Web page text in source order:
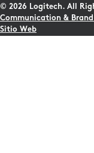
© 2026 Logitech. All
Communication & Brand
Sitio Web